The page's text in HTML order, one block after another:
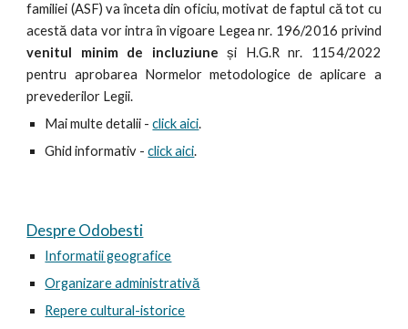
familiei (ASF) va înceta din oficiu, motivat de faptul că tot cu
acestă data vor intra în vigoare Legea nr. 196/2016 privind
venitul minim de incluziune și H.G.R nr. 1154/2022
pentru aprobarea Normelor metodologice de aplicare a
prevederilor Legii.
Mai multe detalii -click aici.
Ghid informativ -click aici.
Despre Odobesti
Informatii geografice
Organizare administrativă
Repere cultural-istorice